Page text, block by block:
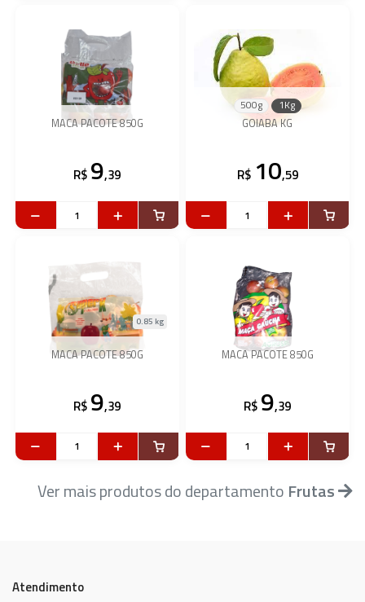
MACA PACOTE 850G
R$ 9,39
500g 1Kg
GOIABA KG
R$ 10,59
MACA PACOTE 850G
0.85 kg
R$ 9,39
MACA PACOTE 850G
R$ 9,39
Ver mais produtos do departamento Frutas
Atendimento